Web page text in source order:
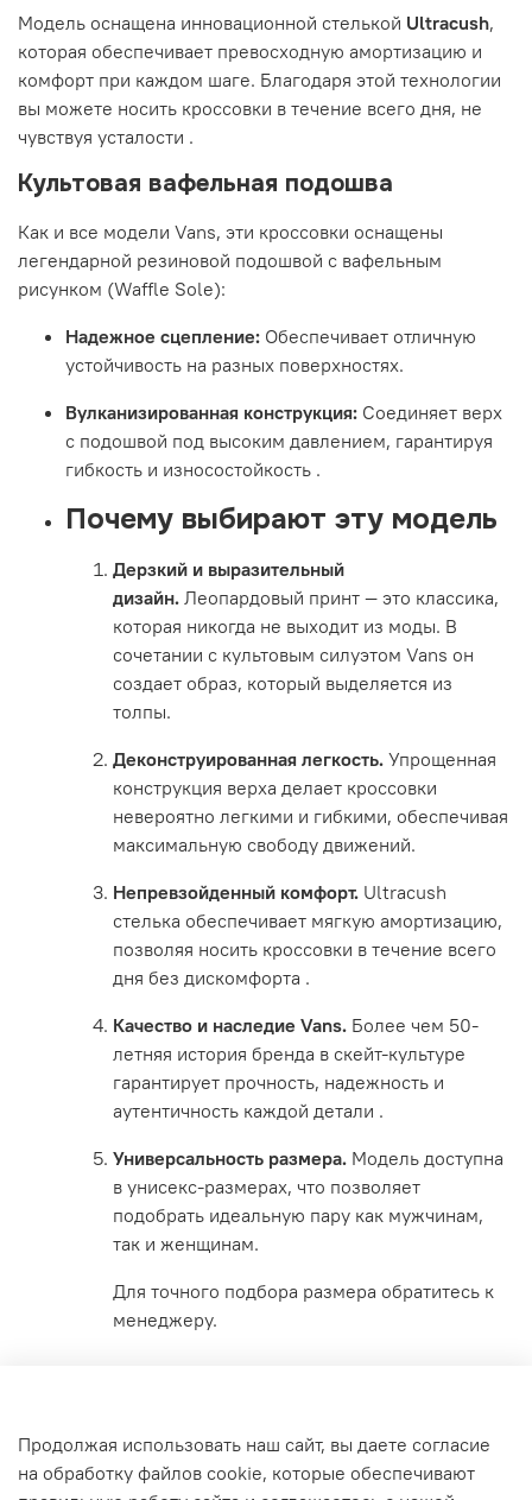
Модель оснащена инновационной стелькой Ultracush,
которая обеспечивает превосходную амортизацию и
комфорт при каждом шаге. Благодаря этой технологии
вы можете носить кроссовки в течение всего дня, не
чувствуя усталости .
Культовая вафельная подошва
Как и все модели Vans, эти кроссовки оснащены
легендарной резиновой подошвой с вафельным
рисунком (Waffle Sole):
Надежное сцепление: Обеспечивает отличную
устойчивость на разных поверхностях.
Вулканизированная конструкция: Соединяет верх
с подошвой под высоким давлением, гарантируя
гибкость и износостойкость .
Почему выбирают эту модель
Дерзкий и выразительный
дизайн. Леопардовый принт — это классика,
которая никогда не выходит из моды. В
сочетании с культовым силуэтом Vans он
создает образ, который выделяется из
толпы.
Деконструированная легкость. Упрощенная
конструкция верха делает кроссовки
невероятно легкими и гибкими, обеспечивая
максимальную свободу движений.
Непревзойденный комфорт. Ultracush
стелька обеспечивает мягкую амортизацию,
позволяя носить кроссовки в течение всего
дня без дискомфорта .
Качество и наследие Vans. Более чем 50-
летняя история бренда в скейт-культуре
гарантирует прочность, надежность и
аутентичность каждой детали .
Универсальность размера. Модель доступна
в унисекс-размерах, что позволяет
подобрать идеальную пару как мужчинам,
так и женщинам.
Для точного подбора размера обратитесь к
менеджеру.
Характеристики
Продолжая использовать наш сайт, вы даете согласие
на обработку файлов cookie, которые обеспечивают